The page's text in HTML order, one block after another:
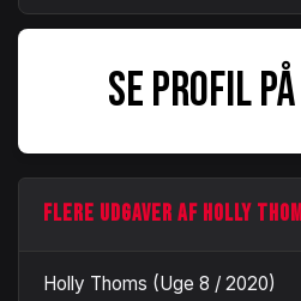
SE PROFIL
FLERE UDGAVER AF HOLLY
Holly Thoms (Uge 8 / 2020)